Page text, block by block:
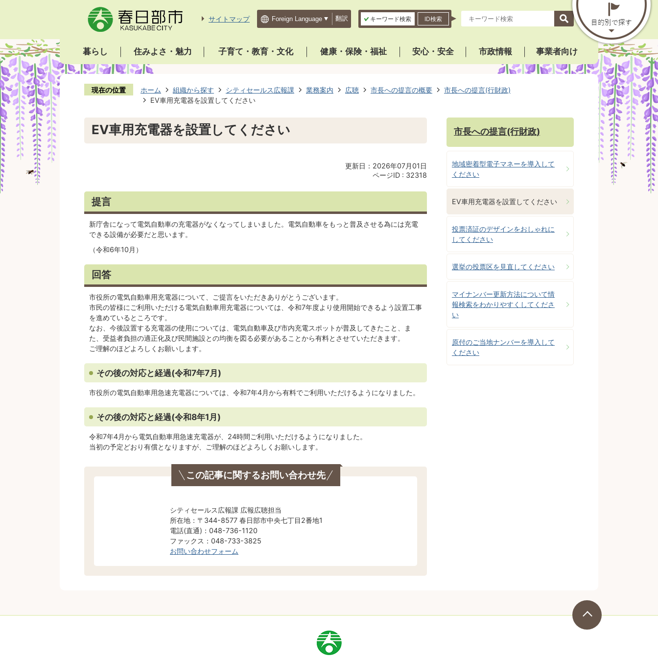
サイトマップ 翻訳 キーワード検索 ID検索
暮らし 住みよさ・魅力 子育て・教育・文化 健康・保険・福祉 安心・安全 市政情報 事業者向け
現在の位置 ホーム 組織から探す シティセールス広報課 業務案内 広聴 市長への提言の概要
市長への提言(行財政)
EV車用充電器を設置してください
EV車用充電器を設置してください
更新日：2026年07月01日
ページID : 32318
提言
新庁舎になって電気自動車の充電器がなくなってしまいました。電気自動車をもっと普及させる為には充電
できる設備が必要だと思います。
（令和6年10月）
回答
市役所の電気自動車用充電器について、ご提言をいただきありがとうございます。
市民の皆様にご利用いただける電気自動車用充電器については、令和7年度より使用開始できるよう設置工事
を進めているところです。
なお、今後設置する充電器の使用については、電気自動車及び市内充電スポットが普及してきたこと、ま
た、受益者負担の適正化及び民間施設との均衡を図る必要があることから有料とさせていただきます。
ご理解のほどよろしくお願いします。
その後の対応と経過(令和7年7月)
市役所の電気自動車用急速充電器については、令和7年4月から有料でご利用いただけるようになりました。
その後の対応と経過(令和8年1月)
令和7年4月から電気自動車用急速充電器が、24時間ご利用いただけるようになりました。
当初の予定どおり有償となりますが、ご理解のほどよろしくお願いします。
この記事に関するお問い合わせ先
シティセールス広報課 広報広聴担当
所在地：〒344-8577 春日部市中央七丁目2番地1
電話(直通)：048-736-1120
ファックス：048-733-3825
お問い合わせフォーム
市長への提言(行財政)
地域密着型電子マネーを導入して
ください
EV車用充電器を設置してください
投票済証のデザインをおしゃれに
してください
選挙の投票区を見直してください
マイナンバー更新方法について情
報検索をわかりやすくしてくださ
い
原付のご当地ナンバーを導入して
ください
市
章